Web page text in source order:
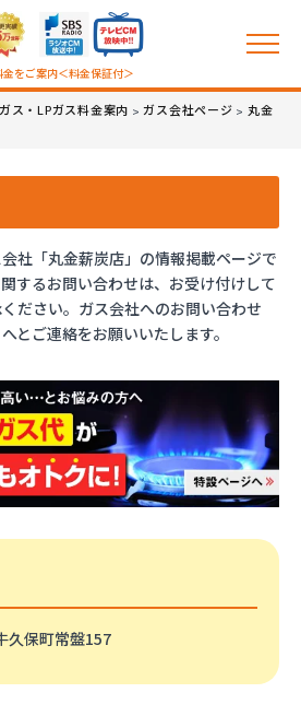
をご案内＜料金保証付＞
ス・LPガス料金案内 >ガス会社ページ > 丸金
社「丸金薪炭店」の情報掲載ページで
するお問い合わせは、お受け付けして
ださい。ガス会社へのお問い合わせ
とご連絡をお願いいたします。
久保町常盤157